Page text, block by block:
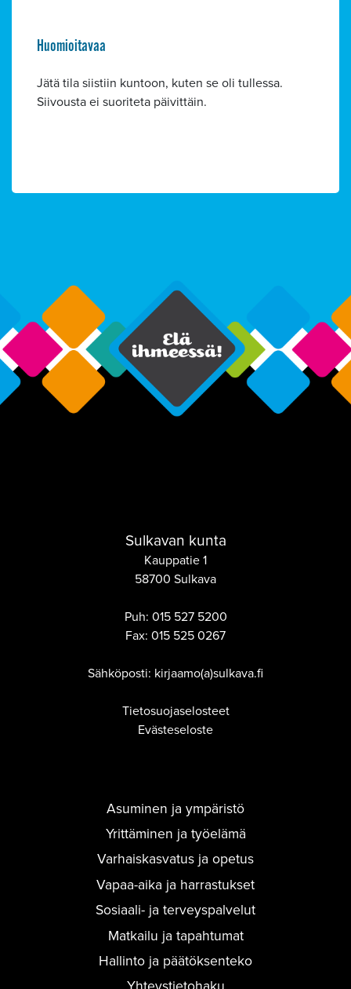
Huomioitavaa
Jätä tila siistiin kuntoon, kuten se oli tullessa.
Siivousta ei suoriteta päivittäin.
Sulkavan kunta
Kauppatie 1
58700 Sulkava
Puh: 015 527 5200
Fax: 015 525 0267
Sähköposti: kirjaamo(a)sulkava.fi
Tietosuojaselosteet
Evästeseloste
Asuminen ja ympäristö
Yrittäminen ja työelämä
Varhaiskasvatus ja opetus
Vapaa-aika ja harrastukset
Sosiaali- ja terveyspalvelut
Matkailu ja tapahtumat
Hallinto ja päätöksenteko